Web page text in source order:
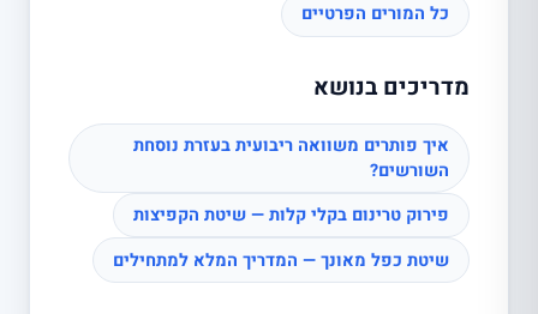
כל המורים הפרטיים
מדריכים בנושא
איך פותרים משוואה ריבועית בעזרת נוסחת
השורשים?
פירוק טרינום בקלי קלות — שיטת הקפיצות
שיטת כפל מאונך — המדריך המלא למתחילים